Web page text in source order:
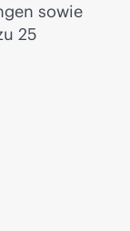
sowie
25